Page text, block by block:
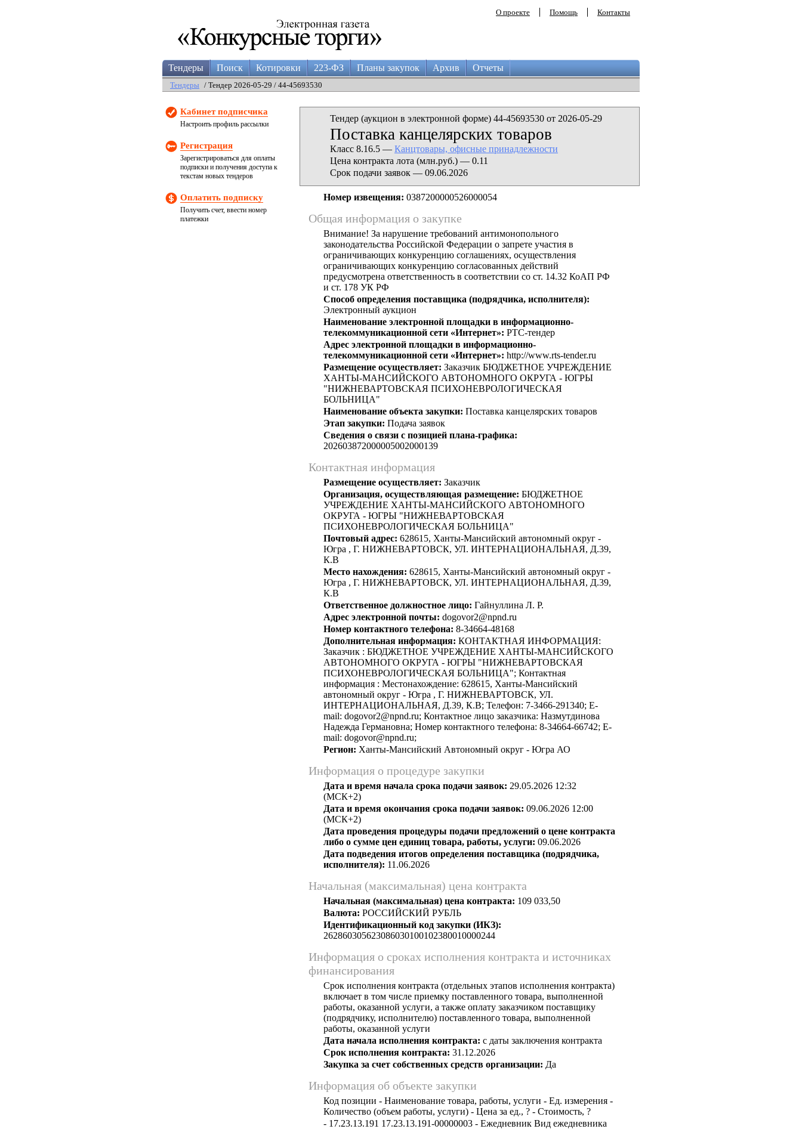
О проекте Помощь Контакты
Тендеры Поиск Котировки 223-ФЗ Планы закупок Архив Отчеты
Тендеры / Тендер 2026-05-29 / 44-45693530
Кабинет подписчика
Настроить профиль рассылки
Регистрация
Зарегистрироваться для оплаты
подписки и получения доступа к
текстам новых тендеров
Оплатить подписку
Получить счет, ввести номер
платежки
Тендер (аукцион в электронной форме) 44-45693530 от 2026-05-29
Поставка канцелярских товаров
Класс 8.16.5 — Канцтовары, офисные принадлежности
Цена контракта лота (млн.руб.) — 0.11
Срок подачи заявок — 09.06.2026
Номер извещения: 0387200000526000054
Общая информация о закупке
Внимание! За нарушение требований антимонопольного
законодательства Российской Федерации о запрете участия в
ограничивающих конкуренцию соглашениях, осуществления
ограничивающих конкуренцию согласованных действий
предусмотрена ответственность в соответствии со ст. 14.32 КоАП РФ
и ст. 178 УК РФ
Способ определения поставщика (подрядчика, исполнителя):
Электронный аукцион
Наименование электронной площадки в информационно-
телекоммуникационной сети «Интернет»: РТС-тендер
Адрес электронной площадки в информационно-
телекоммуникационной сети «Интернет»: http://www.rts-tender.ru
Размещение осуществляет: Заказчик БЮДЖЕТНОЕ УЧРЕЖДЕНИЕ
ХАНТЫ-МАНСИЙСКОГО АВТОНОМНОГО ОКРУГА - ЮГРЫ
"НИЖНЕВАРТОВСКАЯ ПСИХОНЕВРОЛОГИЧЕСКАЯ
БОЛЬНИЦА"
Наименование объекта закупки: Поставка канцелярских товаров
Этап закупки: Подача заявок
Сведения о связи с позицией плана-графика:
202603872000005002000139
Контактная информация
Размещение осуществляет: Заказчик
Организация, осуществляющая размещение: БЮДЖЕТНОЕ
УЧРЕЖДЕНИЕ ХАНТЫ-МАНСИЙСКОГО АВТОНОМНОГО
ОКРУГА - ЮГРЫ "НИЖНЕВАРТОВСКАЯ
ПСИХОНЕВРОЛОГИЧЕСКАЯ БОЛЬНИЦА"
Почтовый адрес: 628615, Ханты-Мансийский автономный округ -
Югра , Г. НИЖНЕВАРТОВСК, УЛ. ИНТЕРНАЦИОНАЛЬНАЯ, Д.39,
К.В
Место нахождения: 628615, Ханты-Мансийский автономный округ -
Югра , Г. НИЖНЕВАРТОВСК, УЛ. ИНТЕРНАЦИОНАЛЬНАЯ, Д.39,
К.В
Ответственное должностное лицо: Гайнуллина Л. Р.
Адрес электронной почты: dogovor2@npnd.ru
Номер контактного телефона: 8-34664-48168
Дополнительная информация: КОНТАКТНАЯ ИНФОРМАЦИЯ:
Заказчик : БЮДЖЕТНОЕ УЧРЕЖДЕНИЕ ХАНТЫ-МАНСИЙСКОГО
АВТОНОМНОГО ОКРУГА - ЮГРЫ "НИЖНЕВАРТОВСКАЯ
ПСИХОНЕВРОЛОГИЧЕСКАЯ БОЛЬНИЦА"; Контактная
информация : Местонахождение: 628615, Ханты-Мансийский
автономный округ - Югра , Г. НИЖНЕВАРТОВСК, УЛ.
ИНТЕРНАЦИОНАЛЬНАЯ, Д.39, К.В; Телефон: 7-3466-291340; E-
mail: dogovor2@npnd.ru; Контактное лицо заказчика: Назмутдинова
Надежда Германовна; Номер контактного телефона: 8-34664-66742; E-
mail: dogovor@npnd.ru;
Регион: Ханты-Мансийский Автономный округ - Югра АО
Информация о процедуре закупки
Дата и время начала срока подачи заявок: 29.05.2026 12:32
(МСК+2)
Дата и время окончания срока подачи заявок: 09.06.2026 12:00
(МСК+2)
Дата проведения процедуры подачи предложений о цене контракта
либо о сумме цен единиц товара, работы, услуги: 09.06.2026
Дата подведения итогов определения поставщика (подрядчика,
исполнителя): 11.06.2026
Начальная (максимальная) цена контракта
Начальная (максимальная) цена контракта: 109 033,50
Валюта: РОССИЙСКИЙ РУБЛЬ
Идентификационный код закупки (ИКЗ):
262860305623086030100102380010000244
Информация о сроках исполнения контракта и источниках
финансирования
Срок исполнения контракта (отдельных этапов исполнения контракта)
включает в том числе приемку поставленного товара, выполненной
работы, оказанной услуги, а также оплату заказчиком поставщику
(подрядчику, исполнителю) поставленного товара, выполненной
работы, оказанной услуги
Дата начала исполнения контракта: с даты заключения контракта
Срок исполнения контракта: 31.12.2026
Закупка за счет собственных средств организации: Да
Информация об объекте закупки
Код позиции - Наименование товара, работы, услуги - Ед. измерения -
Количество (объем работы, услуги) - Цена за ед., ? - Стоимость, ?
- 17.23.13.191 17.23.13.191-00000003 - Ежедневник Вид ежедневника